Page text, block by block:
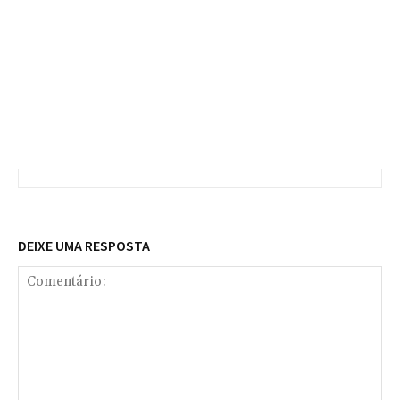
DEIXE UMA RESPOSTA